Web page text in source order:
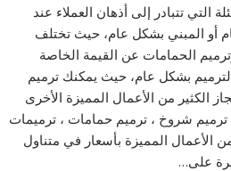
التي تتبادر إلى أذهان العملاء عند
أو المبني بشكل عام، حيث تختلف
الحمامات عن القيمة الخاصة
بشكل عام، حيث يمكنك ترميم
الكثير من الأعمال المميزة الأخرى
ترميم شروخ ، ترميم حمامات ، ترميمات
الأعمال المميزة بأسعار في متناول
على…